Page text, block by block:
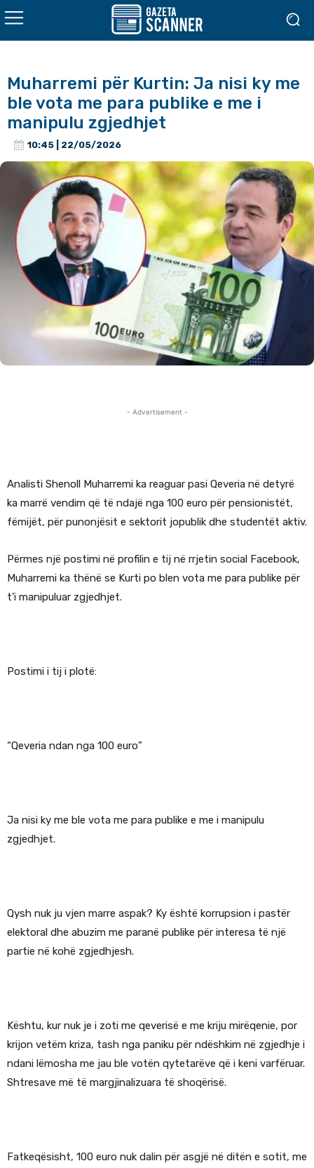
Muharremi për Kurtin: Ja nisi ky me
ble vota me para publike e me i
manipulu zgjedhjet
10:45 | 22/05/2026
- Advertisement -
Analisti Shenoll Muharremi ka reaguar pasi Qeveria në detyrë
ka marrë vendim që të ndajë nga 100 euro për pensionistët,
fëmijët, për punonjësit e sektorit jopublik dhe studentët aktiv.
Përmes një postimi në profilin e tij në rrjetin social Facebook,
Muharremi ka thënë se Kurti po blen vota me para publike për
t’i manipuluar zgjedhjet.
Postimi i tij i plotë:
“Qeveria ndan nga 100 euro”
Ja nisi ky me ble vota me para publike e me i manipulu
zgjedhjet.
Qysh nuk ju vjen marre aspak? Ky është korrupsion i pastër
elektoral dhe abuzim me paranë publike për interesa të një
partie në kohë zgjedhjesh.
Kështu, kur nuk je i zoti me qeverisë e me kriju mirëqenie, por
krijon vetëm kriza, tash nga paniku për ndëshkim në zgjedhje i
ndani lëmosha me jau ble votën qytetarëve që i keni varfëruar.
Shtresave më të margjinalizuara të shoqërisë.
Fatkeqësisht, 100 euro nuk dalin për asgjë në ditën e sotit, me